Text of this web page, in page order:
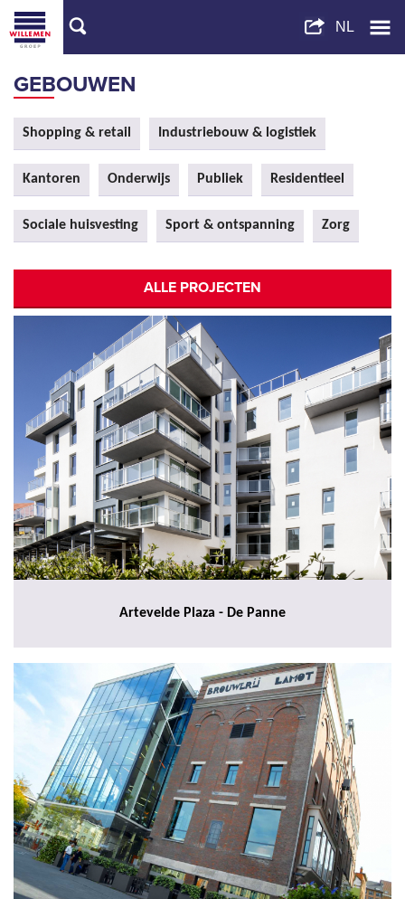
GEBOUWEN
Shopping & retail Industriebouw & logistiek
Kantoren Onderwijs Publiek Residentieel
Sociale huisvesting Sport & ontspanning Zorg
ALLE PROJECTEN
Artevelde Plaza - De Panne